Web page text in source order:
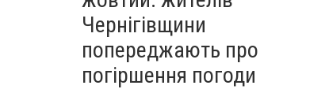
Чернігівщини
попереджають про
погіршення погоди